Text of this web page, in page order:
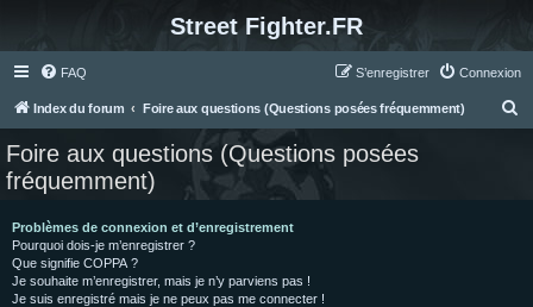
Street Fighter.FR
FAQ Connexion
S’enregistrer
Index du forum Foire aux questions (Questions posées fréquemment)
Foire aux questions (Questions posées
fréquemment)
Problèmes de connexion et d’enregistrement
Pourquoi dois-je m’enregistrer ?
Que signifie COPPA ?
Je souhaite m’enregistrer, mais je n’y parviens pas !
Je suis enregistré mais je ne peux pas me connecter !